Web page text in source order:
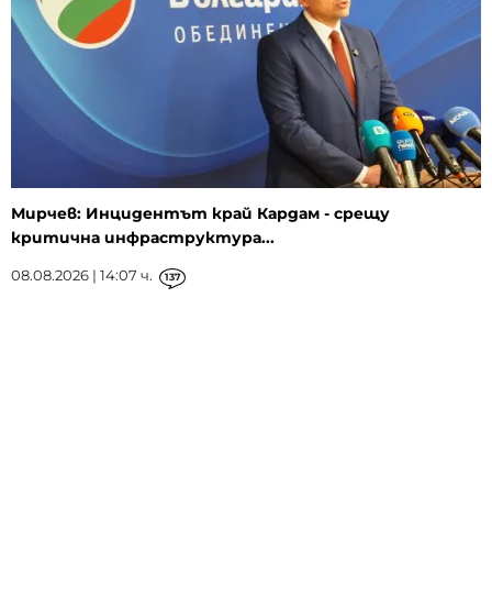
Мирчев: Инцидентът край Кардам - срещу
критична инфраструктура...
08.08.2026 | 14:07 ч. 137